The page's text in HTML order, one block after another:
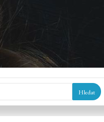
Hledat